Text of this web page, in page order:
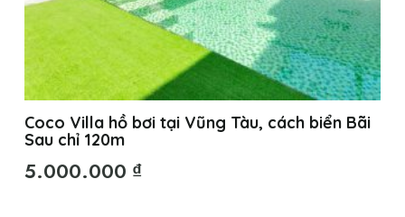
Coco Villa hồ bơi tại Vũng Tàu, cách biển Bãi
Sau chỉ 120m
5.000.000 ₫